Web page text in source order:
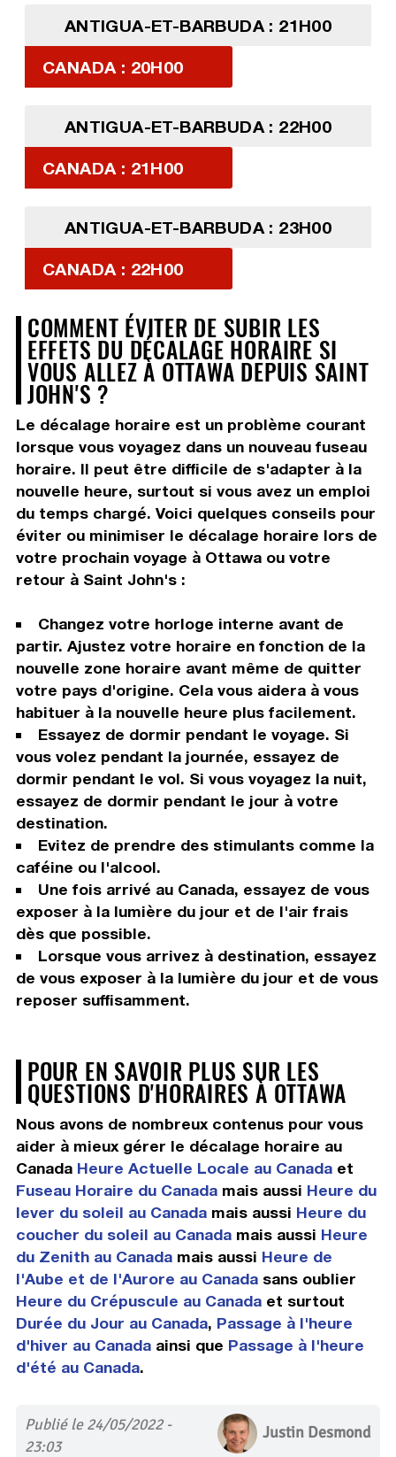
ANTIGUA-ET-BARBUDA : 21H00
CANADA : 20H00
ANTIGUA-ET-BARBUDA : 22H00
CANADA : 21H00
ANTIGUA-ET-BARBUDA : 23H00
CANADA : 22H00
COMMENT ÉVITER DE SUBIR LES
EFFETS DU DÉCALAGE HORAIRE SI
VOUS ALLEZ À OTTAWA DEPUIS SAINT
JOHN'S ?
Le décalage horaire est un problème courant
lorsque vous voyagez dans un nouveau fuseau
horaire. Il peut être difficile de s'adapter à la
nouvelle heure, surtout si vous avez un emploi
du temps chargé. Voici quelques conseils pour
éviter ou minimiser le décalage horaire lors de
votre prochain voyage à Ottawa ou votre
retour à Saint John's :
Changez votre horloge interne avant de
partir. Ajustez votre horaire en fonction de la
nouvelle zone horaire avant même de quitter
votre pays d'origine. Cela vous aidera à vous
habituer à la nouvelle heure plus facilement.
Essayez de dormir pendant le voyage. Si
vous volez pendant la journée, essayez de
dormir pendant le vol. Si vous voyagez la nuit,
essayez de dormir pendant le jour à votre
destination.
Evitez de prendre des stimulants comme la
caféine ou l'alcool.
Une fois arrivé au Canada, essayez de vous
exposer à la lumière du jour et de l'air frais
dès que possible.
Lorsque vous arrivez à destination, essayez
de vous exposer à la lumière du jour et de vous
reposer suffisamment.
POUR EN SAVOIR PLUS SUR LES
QUESTIONS D'HORAIRES À OTTAWA
Nous avons de nombreux contenus pour vous
aider à mieux gérer le décalage horaire au
Canada Heure Actuelle Locale au Canadaet
Fuseau Horaire du Canadamais aussi Heure du
lever du soleil au Canadamais aussi Heure du
coucher du soleil au Canadamais aussi Heure
du Zenith au Canadamais aussi Heure de
l'Aube et de l'Aurore au Canadasans oublier
Heure du Crépuscule au Canadaet surtout
Durée du Jour au Canada, Passage à l'heure
d'hiver au Canadaainsi que Passage à l'heure
d'été au Canada.
Publié le 24/05/2022 -
23:03
Justin Desmond